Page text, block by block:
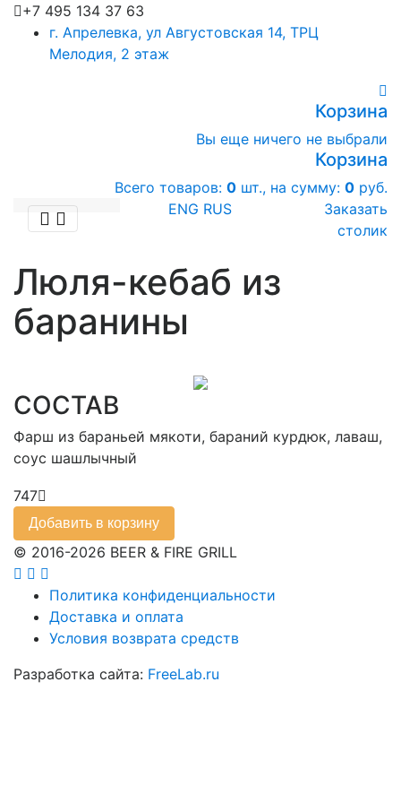
+7 495 134 37 63
г. Апрелевка, ул Августовская 14, ТРЦ
Мелодия, 2 этаж
Корзина
Вы еще ничего не выбрали
Корзина
Всего товаров: 0 шт., на сумму: 0 руб.
ENG RUS
Заказать
столик
Люля-кебаб из
баранины
СОСТАВ
Фарш из бараньей мякоти, бараний курдюк, лаваш,
соус шашлычный
747
Добавить в корзину
© 2016-2026 BEER & FIRE GRILL
Политика конфиденциальности
Доставка и оплата
Условия возврата средств
Разработка сайта: FreeLab.ru